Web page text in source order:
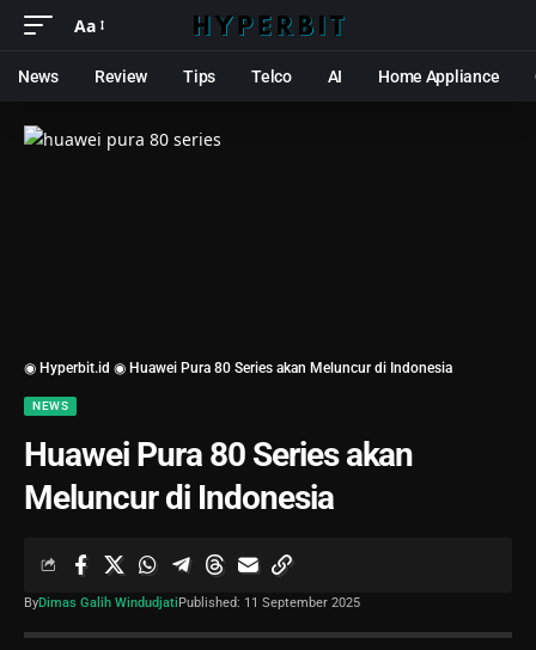
Aa
News Review Tips Telco AI Home Appliance
◉ Hyperbit.id ◉ Huawei Pura 80 Series akan Meluncur di Indonesia
NEWS
Huawei Pura 80 Series akan
Meluncur di Indonesia
ByDimas Galih WindudjatiPublished: 11 September 2025